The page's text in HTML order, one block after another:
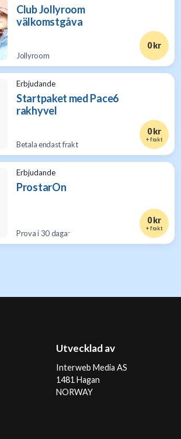
Club Jollyroom
välkomstgåva
Jollyroom
0 kr
Erbjudande
Startpaket med Pace6
rakhyvel
Betala endast frakt
0 kr
+ frakt
Erbjudande
ProstarOn
Prova i 30 dagar
0 kr
+ frakt
Utvecklad av
Interweb Media AS
1481 Hagan
NORWAY